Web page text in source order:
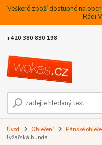
Veškeré zboží dostupné na
Rádi
+420 380 830 198
Úvod Oblečení Pánské
lyžařská bunda